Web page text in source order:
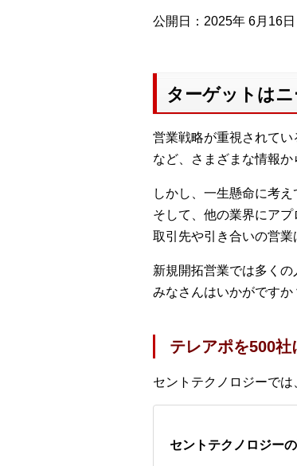
公開日：2025年 6月16日
ターゲットは
営業戦略が重視されて
など、さまざまな情報
しかし、一生懸命に考
そして、他の業界にアプ
取引先や引き合いの営業
新規開拓営業では多くの
みなさんはいかがですか
テレアポを500
セントテクノロジーで
セントテクノロジー